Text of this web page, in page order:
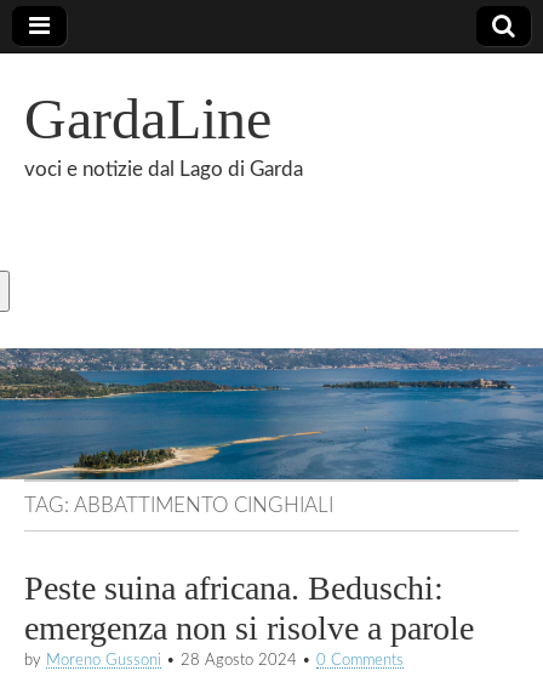
GardaLine
voci e notizie dal Lago di Garda
TAG: ABBATTIMENTO CINGHIALI
Peste suina africana. Beduschi:
emergenza non si risolve a parole
by Moreno Gussoni • 28 Agosto 2024 • 0 Comments